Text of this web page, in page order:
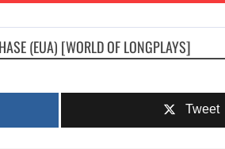
(EUA) [WORLD OF LONGPLAYS]
Tweet